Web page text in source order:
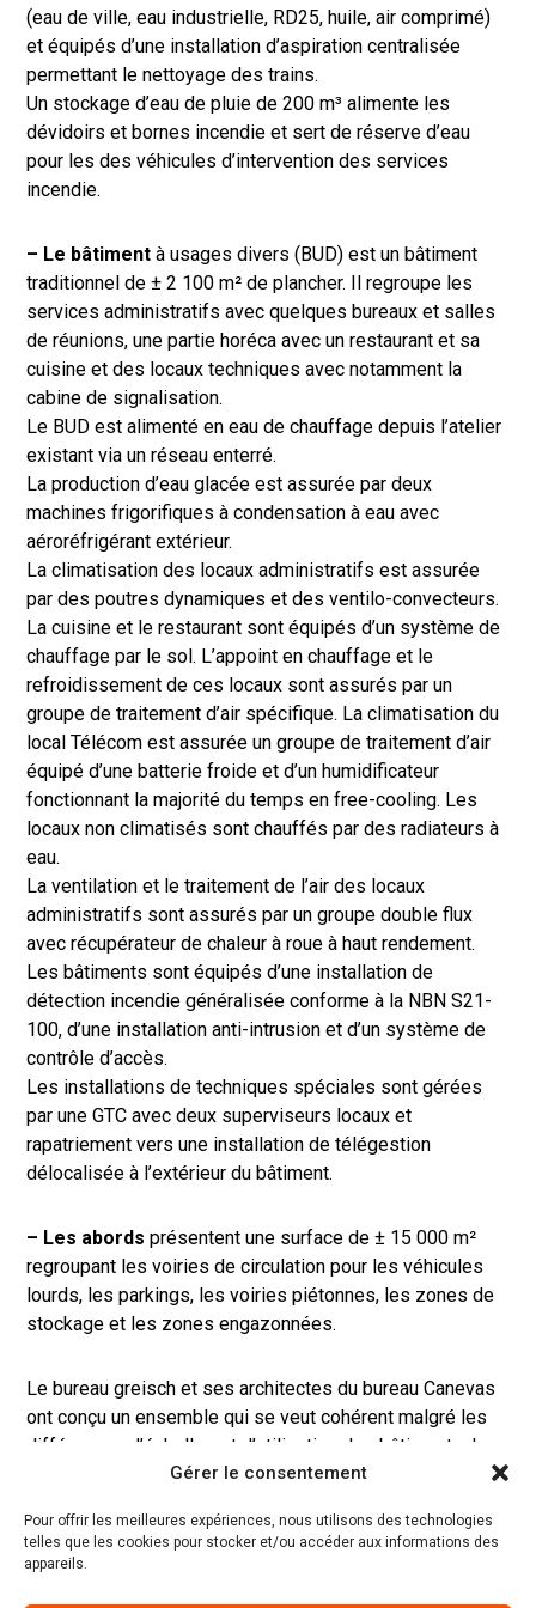
Gérer le consentement
Pour offrir les meilleures expériences, nous utilisons des technologies
telles que les cookies pour stocker et/ou accéder aux informations des
appareils.
(eau de ville, eau industrielle, RD25, huile, air comprimé)
et équipés d’une installation d’aspiration centralisée
permettant le nettoyage des trains.
Un stockage d’eau de pluie de 200 m³ alimente les
dévidoirs et bornes incendie et sert de réserve d’eau
pour les des véhicules d’intervention des services
incendie.
– Le bâtimentà usages divers (BUD) est un bâtiment
traditionnel de ± 2 100 m² de plancher. Il regroupe les
services administratifs avec quelques bureaux et salles
de réunions, une partie horéca avec un restaurant et sa
cuisine et des locaux techniques avec notamment la
cabine de signalisation.
Le BUD est alimenté en eau de chauffage depuis l’atelier
existant via un réseau enterré.
La production d’eau glacée est assurée par deux
machines frigorifiques à condensation à eau avec
aéroréfrigérant extérieur.
La climatisation des locaux administratifs est assurée
par des poutres dynamiques et des ventilo-convecteurs.
La cuisine et le restaurant sont équipés d’un système de
chauffage par le sol. L’appoint en chauffage et le
refroidissement de ces locaux sont assurés par un
groupe de traitement d’air spécifique. La climatisation du
local Télécom est assurée un groupe de traitement d’air
équipé d’une batterie froide et d’un humidificateur
fonctionnant la majorité du temps en free-cooling. Les
locaux non climatisés sont chauffés par des radiateurs à
eau.
La ventilation et le traitement de l’air des locaux
administratifs sont assurés par un groupe double flux
avec récupérateur de chaleur à roue à haut rendement.
Les bâtiments sont équipés d’une installation de
détection incendie généralisée conforme à la NBN S21-
100, d’une installation anti-intrusion et d’un système de
contrôle d’accès.
Les installations de techniques spéciales sont gérées
par une GTC avec deux superviseurs locaux et
rapatriement vers une installation de télégestion
délocalisée à l’extérieur du bâtiment.
– Les abords présentent une surface de ± 15 000 m²
regroupant les voiries de circulation pour les véhicules
lourds, les parkings, les voiries piétonnes, les zones de
stockage et les zones engazonnées.
Le bureau greisch et ses architectes du bureau Canevas
ont conçu un ensemble qui se veut cohérent malgré les
différences d’échelles et d’utilisation des bâtiments. Les
contraintes techniques sont prises en compte dès le
l’utilisation demandée et réduire les coûts de
construction.